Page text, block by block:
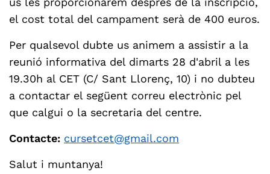
us les proporcionarem després de la inscripció,
el cost total del campament serà de 400 euros.
Per qualsevol dubte us animem a assistir a la
reunió informativa del dimarts 28 d'abril a les
19.30h al CET (C/ Sant Llorenç, 10) i no dubteu
a contactar el següent correu electrònic pel
que calgui o la secretaria del centre.
Contacte: cursetcet@gmail.com
Salut i muntanya!